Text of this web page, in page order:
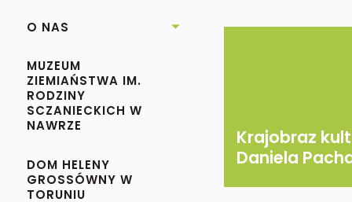
O NAS 
MUZEUM
ZIEMIAŃSTWA IM.
RODZINY
SCZANIECKICH W
NAWRZE
DOM HELENY
GROSSÓWNY W
TORUNIU
Krajobraz
Daniela